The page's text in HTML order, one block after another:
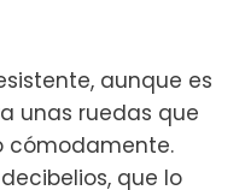
aunque es
unas ruedas que
cómodamente.
que lo